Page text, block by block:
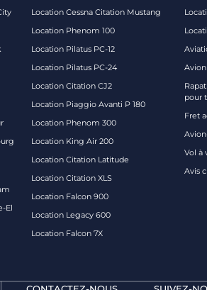
El
Location Cessna Citation Mustang
Location Phenom 100
Location Pilatus PC-12
Location Pilatus PC-24
Location Citation CJ2
Location Piaggio Avanti P 180
Location Phenom 300
Location King Air 200
Location Citation Latitude
Location Citation XLS
Location Falcon 900
Location Legacy 600
Location Falcon 7X
pour
Fret
Vol à
Avis